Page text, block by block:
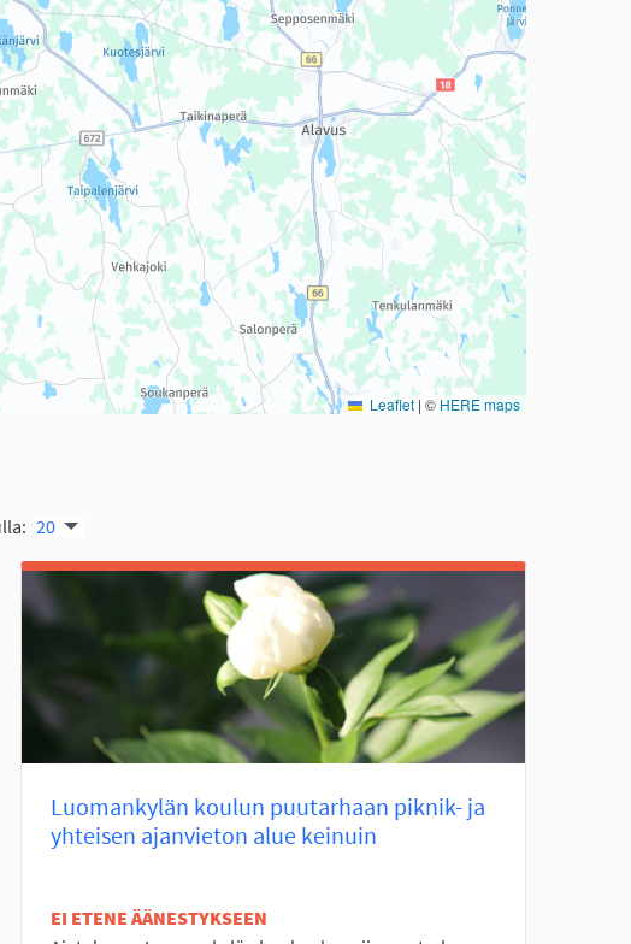
Leaflet | © HERE maps
20
Luomankylän koulun puutarhaan piknik- ja
yhteisen ajanvieton alue keinuin
EI ETENE ÄÄNESTYKSEEN